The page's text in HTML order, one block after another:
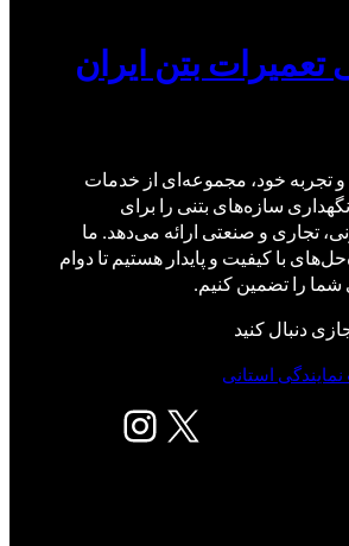
تعمیرات بتن ایران
تجربه خود، مجموعه‌ای از خدمات
سازه‌های بتنی را برای
تجاری و صنعتی ارائه می‌دهد. ما
با کیفیت و پایدار هستیم تا دوام
شما را تضمین کنیم.
دنبال کنید
X اینستاگرم
استانی